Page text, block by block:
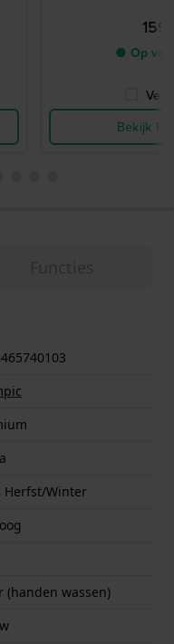
● Op
Bekijk
Herfst/Winter
(handen wassen)